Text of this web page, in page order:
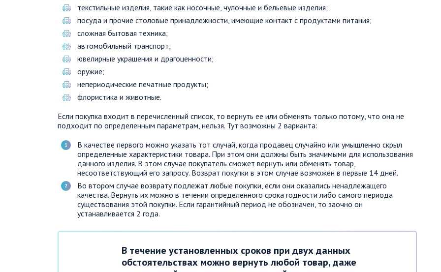
текстильные изделия, такие как носочные, чулочные и бельевые изделия;
посуда и прочие столовые принадлежности, имеющие контакт с продуктами питания;
сложная бытовая техника;
автомобильный транспорт;
ювелирные украшения и драгоценности;
оружие;
непериодические печатные продукты;
флористика и животные.
Если покупка входит в перечисленный список, то вернуть ее или обменять только потому, что она не
подходит по определенным параметрам, нельзя. Тут возможны 2 варианта:
В качестве первого можно указать тот случай, когда продавец случайно или умышленно скрыл
определенные характеристики товара. При этом они должны быть значимыми для использования
данного изделия. В этом случае покупатель сможет вернуть или обменять товар,
несоответствующий его запросу. Возврат покупки в этом случае возможен в первые 14 дней.
Во втором случае возврату подлежат любые покупки, если они оказались ненадлежащего
качества. Вернуть их можно в течении определенного срока годности либо самого периода
существования этой покупки. Если гарантийный период не обозначен, то заочно он
устанавливается 2 года.
В течение установленных сроков при двух данных
обстоятельствах можно вернуть любой товар, даже